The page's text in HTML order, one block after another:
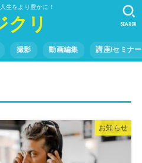
生をより豊かに！
クリ
撮影 動画編集 講座/セミナー
SEARCH
お知らせ